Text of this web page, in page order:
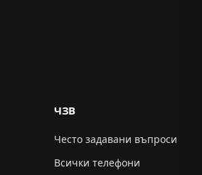
ЧЗВ
Често задавани въпроси
Всички телефони